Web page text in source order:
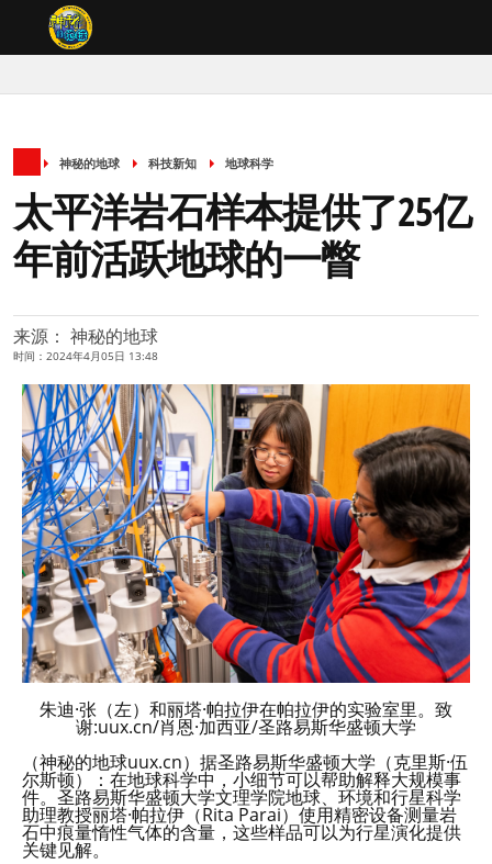
神秘的地球 科技新知 地球科学
太平洋岩石样本提供了25亿
年前活跃地球的一瞥
来源： 神秘的地球
时间：2024年4月05日 13:48
朱迪·张（左）和丽塔·帕拉伊在帕拉伊的实验室里。致
谢:uux.cn/肖恩·加西亚/圣路易斯华盛顿大学
（神秘的地球uux.cn）据圣路易斯华盛顿大学（克里斯·伍
尔斯顿）：在地球科学中，小细节可以帮助解释大规模事
件。圣路易斯华盛顿大学文理学院地球、环境和行星科学
助理教授丽塔·帕拉伊（Rita Parai）使用精密设备测量岩
石中痕量惰性气体的含量，这些样品可以为行星演化提供
关键见解。